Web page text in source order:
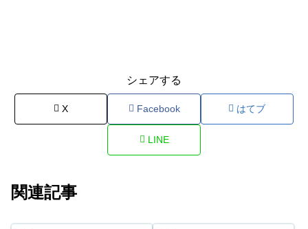
シェアする
X Facebook はてブ
LINE
関連記事